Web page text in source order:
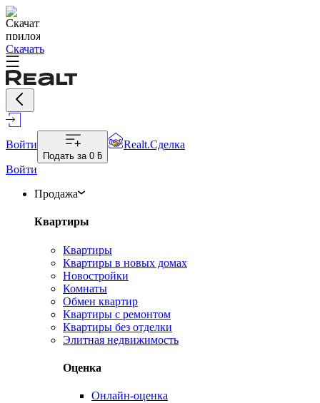
Скачать
Войти
Подать за 0 ƃ
Realt.Сделка
Войти
Продажа
Квартиры
Квартиры
Квартиры в новых домах
Новостройки
Комнаты
Обмен квартир
Квартиры с ремонтом
Квартиры без отделки
Элитная недвижимость
Оценка
Онлайн-оценка